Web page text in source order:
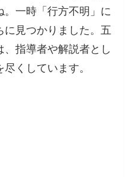
一時「行方不明」に
見つかりました。五
指導者や解説者とし
くしています。